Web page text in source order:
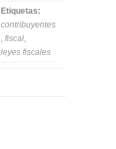
Etiquetas:
contribuyentes
, fiscal,
leyes fiscales